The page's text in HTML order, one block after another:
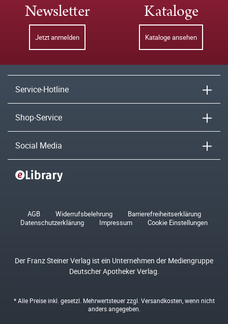
Newsletter
Jetzt anmelden
Kataloge
Kataloge ansehen
Service-Hotline
Shop-Service
Social Media
AGB Widerrufsbelehrung
Barrierefreiheitserklärung
Datenschutzerklärung
Impressum Cookie Einstellungen
Der Franz Steiner Verlag ist ein Unternehmen der Mediengruppe
Deutscher Apotheker Verlag.
* Alle Preise inkl. gesetzl. Mehrwertsteuer zzgl. Versandkosten , wenn nicht
anders angegeben.